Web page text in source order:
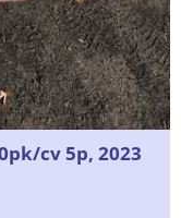
cv 5p, 2023